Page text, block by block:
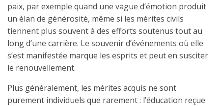
paix, par exemple quand une vague d’émotion produit
un élan de générosité, même si les mérites civils
tiennent plus souvent à des efforts soutenus tout au
long d’une carrière. Le souvenir d’événements où elle
s’est manifestée marque les esprits et peut en susciter
le renouvellement.
Plus généralement, les mérites acquis ne sont
purement individuels que rarement : l’éducation reçue